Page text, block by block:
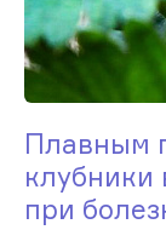
Плавным
клубники
при